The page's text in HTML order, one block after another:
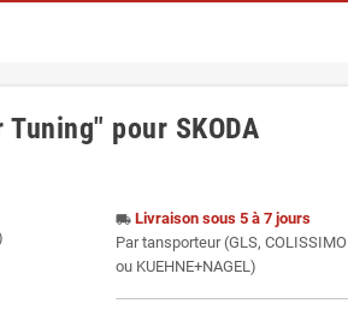
pour SKODA
local_shipping Livraison sous 5 à 7 jours
Par tansporteur (GLS, COLISSIMO
ou KUEHNE+NAGEL)